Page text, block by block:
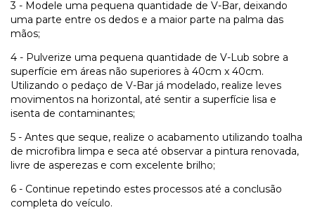
3 - Modele uma pequena quantidade de V-Bar, deixando
uma parte entre os dedos e a maior parte na palma das
mãos;
4 - Pulverize uma pequena quantidade de V-Lub sobre a
superfície em áreas não superiores à 40cm x 40cm.
Utilizando o pedaço de V-Bar já modelado, realize leves
movimentos na horizontal, até sentir a superfície lisa e
isenta de contaminantes;
5 - Antes que seque, realize o acabamento utilizando toalha
de microfibra limpa e seca até observar a pintura renovada,
livre de asperezas e com excelente brilho;
6 - Continue repetindo estes processos até a conclusão
completa do veículo.